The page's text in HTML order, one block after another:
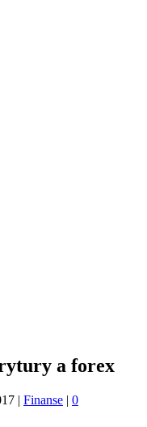
a forex
| Finanse | 0